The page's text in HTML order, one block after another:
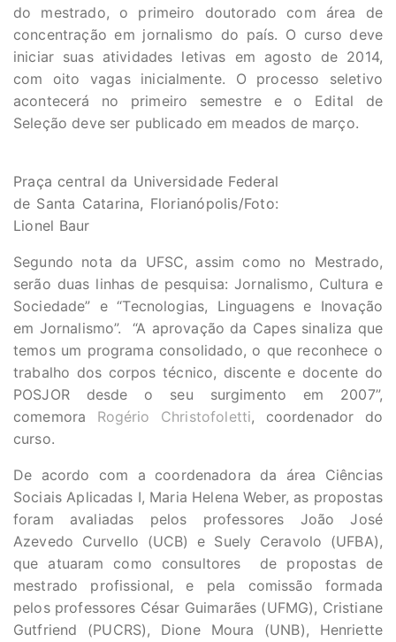
do mestrado, o primeiro doutorado com área de
concentração em jornalismo do país. O curso deve
iniciar suas atividades letivas em agosto de 2014,
com oito vagas inicialmente. O processo seletivo
acontecerá no primeiro semestre e o Edital de
Seleção deve ser publicado em meados de março.
Praça central da Universidade Federal
de Santa Catarina, Florianópolis/Foto:
Lionel Baur
Segundo nota da UFSC, assim como no Mestrado,
serão duas linhas de pesquisa: Jornalismo, Cultura e
Sociedade” e “Tecnologias, Linguagens e Inovação
em Jornalismo”. “A aprovação da Capes sinaliza que
temos um programa consolidado, o que reconhece o
trabalho dos corpos técnico, discente e docente do
POSJOR desde o seu surgimento em 2007”,
comemora Rogério Christofoletti, coordenador do
curso.
De acordo com a coordenadora da área Ciências
Sociais Aplicadas I, Maria Helena Weber, as propostas
foram avaliadas pelos professores João José
Azevedo Curvello (UCB) e Suely Ceravolo (UFBA),
que atuaram como consultores de propostas de
mestrado profissional, e pela comissão formada
pelos professores César Guimarães (UFMG), Cristiane
Gutfriend (PUCRS), Dione Moura (UNB), Henriette